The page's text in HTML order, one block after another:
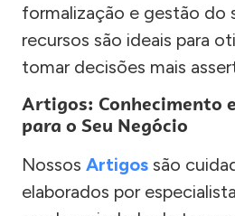
formalização e gestão do
recursos são ideais para
tomar decisões mais
Artigos: Conhecimento
para o Seu Negócio
Nossos Artigos são
elaborados por